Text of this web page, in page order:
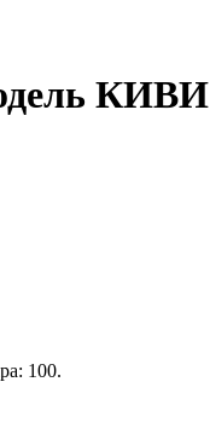
КИВИ
100.